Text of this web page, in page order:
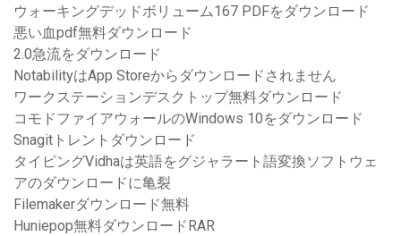
ウォーキングデッドボリューム167 PDFをダウンロード
悪い血pdf無料ダウンロード
2.0急流をダウンロード
NotabilityはApp Storeからダウンロードされません
ワークステーションデスクトップ無料ダウンロード
コモドファイアウォールのWindows 10をダウンロード
Snagitトレントダウンロード
タイピングVidhaは英語をグジャラート語変換ソフトウェ
アのダウンロードに亀裂
Filemakerダウンロード無料
Huniepop無料ダウンロードRAR